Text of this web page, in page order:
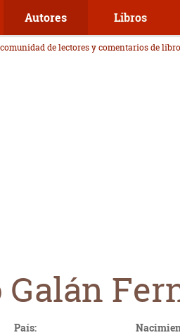
Autores Libros
de lectores y comentarios de
Galán
País: